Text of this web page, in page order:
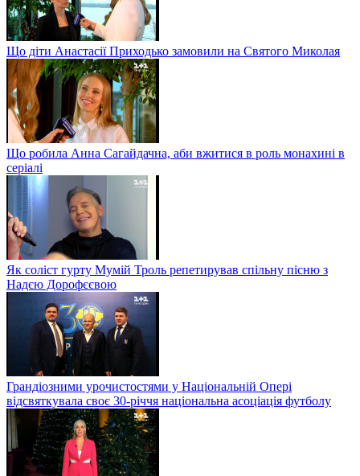
Що діти Анастасії Приходько замовили на Святого Миколая
Що робила Анна Сагайдачна, аби вжитися в роль монахині в
серіалі
Як соліст гурту Мумій Троль репетирував спільну пісню з
Надєю Дорофєєвою
Грандіозними урочистостями у Національній Опері
відсвяткувала своє 30-річчя національна асоціація футболу